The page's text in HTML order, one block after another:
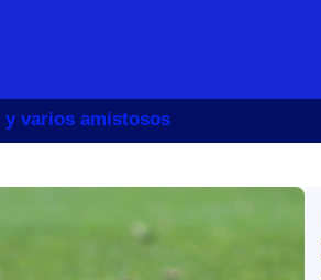
y varios amistosos